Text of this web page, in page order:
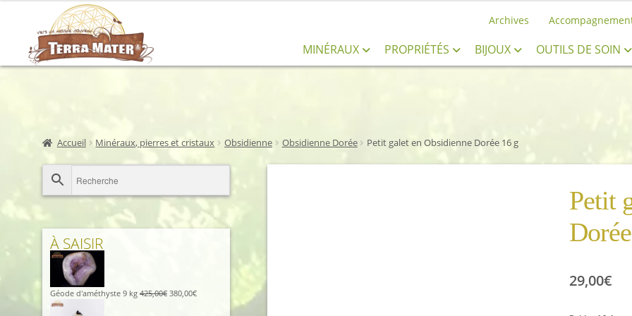
Aller
à
la
Aller
au
contenu
Archives
MINÉRAUX PROPRIÉTÉS BIJOUX OUTILS DE SOIN
Accueil Minéraux, pierres et cristaux Obsidienne Obsidienne Dorée Petit galet en Obsidienne Dorée 16 g
Petit
29,00€
À SAISIR
Géode d'améthyste 9 kg 425,00€ Le
380,00€Le